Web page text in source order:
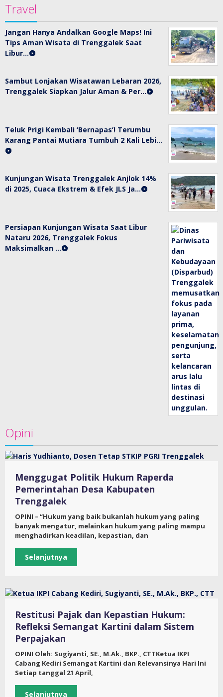
Travel
Jangan Hanya Andalkan Google Maps! Ini
Tips Aman Wisata di Trenggalek Saat
Libur…
Sambut Lonjakan Wisatawan Lebaran 2026,
Trenggalek Siapkan Jalur Aman & Per…
Teluk Prigi Kembali ‘Bernapas’! Terumbu
Karang Pantai Mutiara Tumbuh 2 Kali Lebi…
Kunjungan Wisata Trenggalek Anjlok 14%
di 2025, Cuaca Ekstrem & Efek JLS Ja…
Persiapan Kunjungan Wisata Saat Libur
Nataru 2026, Trenggalek Fokus
Maksimalkan …
Opini
Menggugat Politik Hukum Raperda
Pemerintahan Desa Kabupaten
Trenggalek
OPINI – “Hukum yang baik bukanlah hukum yang paling
banyak mengatur, melainkan hukum yang paling mampu
menghadirkan keadilan, kepastian, dan
Selanjutnya
Restitusi Pajak dan Kepastian Hukum:
Refleksi Semangat Kartini dalam Sistem
Perpajakan
OPINI Oleh: Sugiyanti, SE., M.Ak., BKP., CTTKetua IKPI
Cabang Kediri Semangat Kartini dan Relevansinya Hari Ini
Setiap tanggal 21 April,
Selanjutnya